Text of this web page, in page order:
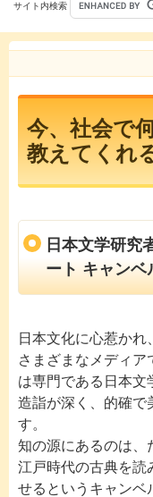
サイト内検索
今、社会で
教えてくれ
日本文学研究
ート キャンベ
日本文化に心惹かれ
さまざまなメディア
は専門である日本文
造詣が深く、的確で
す。
知の源にあるのは、
江戸時代の古典を読
せるというキャンベ